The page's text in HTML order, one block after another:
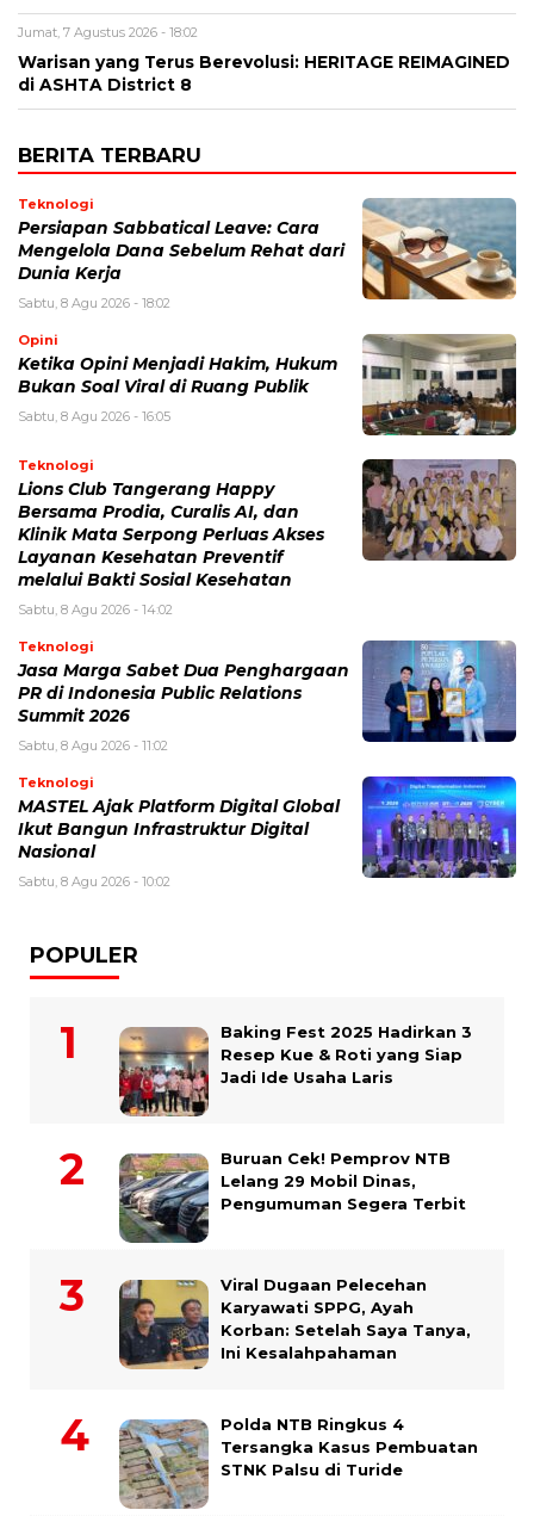
Jumat, 7 Agustus 2026 - 18:02
Warisan yang Terus Berevolusi: HERITAGE REIMAGINED
di ASHTA District 8
BERITA TERBARU
Teknologi
Persiapan Sabbatical Leave: Cara
Mengelola Dana Sebelum Rehat dari
Dunia Kerja
Sabtu, 8 Agu 2026 - 18:02
Opini
Ketika Opini Menjadi Hakim, Hukum
Bukan Soal Viral di Ruang Publik
Sabtu, 8 Agu 2026 - 16:05
Teknologi
Lions Club Tangerang Happy
Bersama Prodia, Curalis AI, dan
Klinik Mata Serpong Perluas Akses
Layanan Kesehatan Preventif
melalui Bakti Sosial Kesehatan
Sabtu, 8 Agu 2026 - 14:02
Teknologi
Jasa Marga Sabet Dua Penghargaan
PR di Indonesia Public Relations
Summit 2026
Sabtu, 8 Agu 2026 - 11:02
Teknologi
MASTEL Ajak Platform Digital Global
Ikut Bangun Infrastruktur Digital
Nasional
Sabtu, 8 Agu 2026 - 10:02
POPULER
Baking Fest 2025 Hadirkan 3
Resep Kue & Roti yang Siap
Jadi Ide Usaha Laris
Buruan Cek! Pemprov NTB
Lelang 29 Mobil Dinas,
Pengumuman Segera Terbit
Viral Dugaan Pelecehan
Karyawati SPPG, Ayah
Korban: Setelah Saya Tanya,
Ini Kesalahpahaman
Polda NTB Ringkus 4
Tersangka Kasus Pembuatan
STNK Palsu di Turide